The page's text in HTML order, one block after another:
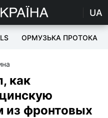
UA
ОРМУЗЬКА ПРОТОКА
как
фронтовых